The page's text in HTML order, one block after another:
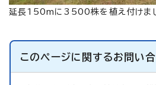
延長150mに3500株を植え付けま
このページに関するお問い